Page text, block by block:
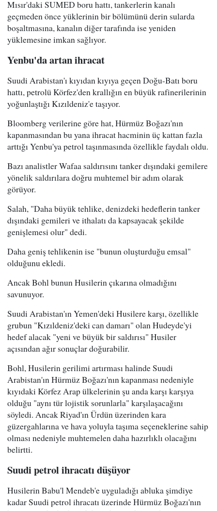
Mısır'daki SUMED boru hattı, tankerlerin kanalı
geçmeden önce yüklerinin bir bölümünü derin sularda
boşaltmasına, kanalın diğer tarafında ise yeniden
yüklemesine imkan sağlıyor.
Yenbu'da artan ihracat
Suudi Arabistan'ı kıyıdan kıyıya geçen Doğu-Batı boru
hattı, petrolü Körfez'den krallığın en büyük rafinerilerinin
yoğunlaştığı Kızıldeniz'e taşıyor.
Bloomberg verilerine göre hat, Hürmüz Boğazı'nın
kapanmasından bu yana ihracat hacminin üç kattan fazla
arttığı Yenbu'ya petrol taşınmasında özellikle faydalı oldu.
Bazı analistler Wafaa saldırısını tanker dışındaki gemilere
yönelik saldırılara doğru muhtemel bir adım olarak
görüyor.
Salah, "Daha büyük tehlike, denizdeki hedeflerin tanker
dışındaki gemileri ve ithalatı da kapsayacak şekilde
genişlemesi olur" dedi.
Daha geniş tehlikenin ise "bunun oluşturduğu emsal"
olduğunu ekledi.
Ancak Bohl bunun Husilerin çıkarına olmadığını
savunuyor.
Suudi Arabistan'ın Yemen'deki Husilere karşı, özellikle
grubun "Kızıldeniz'deki can damarı" olan Hudeyde'yi
hedef alacak "yeni ve büyük bir saldırısı" Husiler
açısından ağır sonuçlar doğurabilir.
Bohl, Husilerin gerilimi artırması halinde Suudi
Arabistan'ın Hürmüz Boğazı'nın kapanması nedeniyle
kıyıdaki Körfez Arap ülkelerinin şu anda karşı karşıya
olduğu "aynı tür lojistik sorunlarla" karşılaşacağını
söyledi. Ancak Riyad'ın Ürdün üzerinden kara
güzergahlarına ve hava yoluyla taşıma seçeneklerine sahip
olması nedeniyle muhtemelen daha hazırlıklı olacağını
belirtti.
Suudi petrol ihracatı düşüyor
Husilerin Babu'l Mendeb'e uyguladığı abluka şimdiye
kadar Suudi petrol ihracatı üzerinde Hürmüz Boğazı'nın